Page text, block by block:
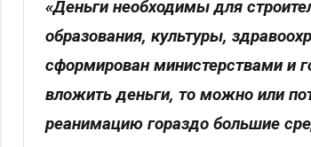
«Деньги необходимы для
образования, культуры,
сформирован министерствами и
вложить деньги, то можно или
реанимацию гораздо большие